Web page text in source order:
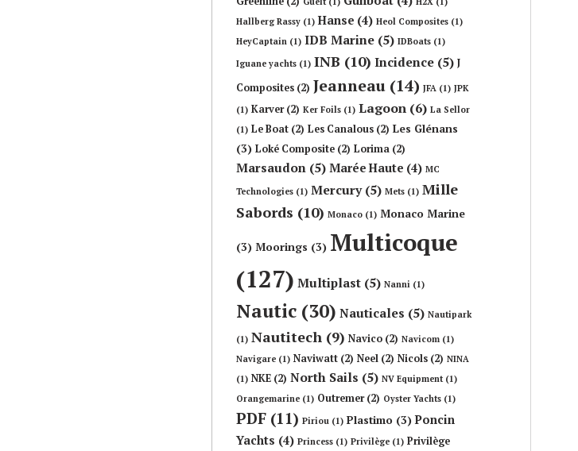
Hallberg Rassy (1) Hanse (4) Heol Composites (1)
HeyCaptain (1) IDB Marine (5) IDBoats (1)
Iguane yachts (1) INB (10) Incidence (5) J
Composites (2) Jeanneau (14) JFA (1) JPK
(1) Karver(2) Ker Foils (1) Lagoon (6) La Sellor
(1) Le Boat (2) Les Canalous (2) Les Glénans
(3) Loké Composite (2) Lorima (2)
Marsaudon (5) Marée Haute (4) MC
Technologies (1) Mercury(5) Mets (1) Mille
Sabords (10) Monaco (1) Monaco Marine
(3) Moorings (3) Multicoque
(127) Multiplast (5) Nanni (1)
Nautic (30) Nauticales (5) Nautipark
(1) Nautitech (9) Navico (2) Navicom (1)
Navigare (1) Naviwatt (2) Neel (2) Nicols (2) NINA
(1) NKE (2) North Sails (5) NV Equipment(1)
Orangemarine (1) Outremer(2) Oyster Yachts (1)
PDF (11) Piriou (1) Plastimo (3) Poncin
Yachts (4) Princess (1) Privilège (1) Privilège